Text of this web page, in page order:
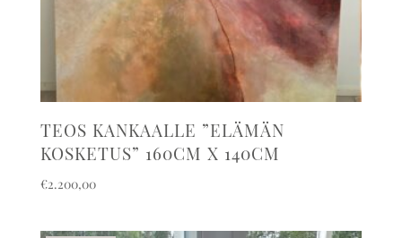
TEOS KANKAALLE ”ELÄMÄN
KOSKETUS” 160CM X 140CM
€2.200,00